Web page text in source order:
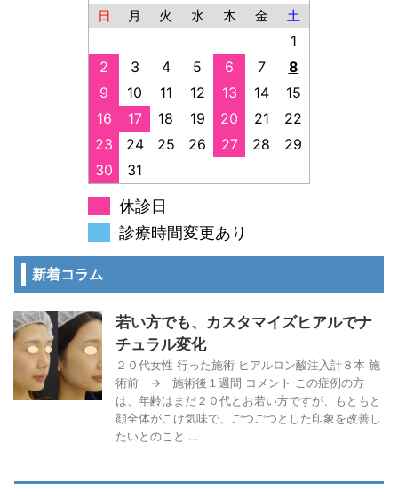
日 月 火 水 木 金 土
1
2
3 4 5 6 7
8
9
10 11 12 13 14
15
16
17 18 19 20 21
22
23
24 25 26 27 28
29
30
31
休診日
診療時間変更あり
新着コラム
若い方でも、カスタマイズヒアルでナ
チュラル変化
２０代女性 行った施術 ヒアルロン酸注入計８本 施
術前 → 施術後１週間 コメント この症例の方
は、年齢はまだ２０代とお若い方ですが、もともと
顔全体がこけ気味で、ごつごつとした印象を改善し
たいとのこと ...